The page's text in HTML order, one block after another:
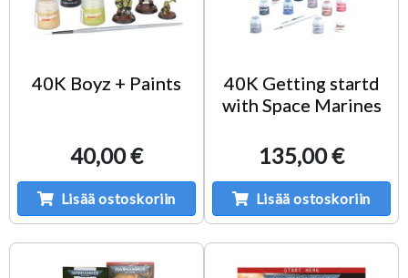
40K Boyz + Paints
40,00 €
Lisää ostoskoriin
40K Getting startd
with Space Marines
135,00 €
Lisää ostoskoriin